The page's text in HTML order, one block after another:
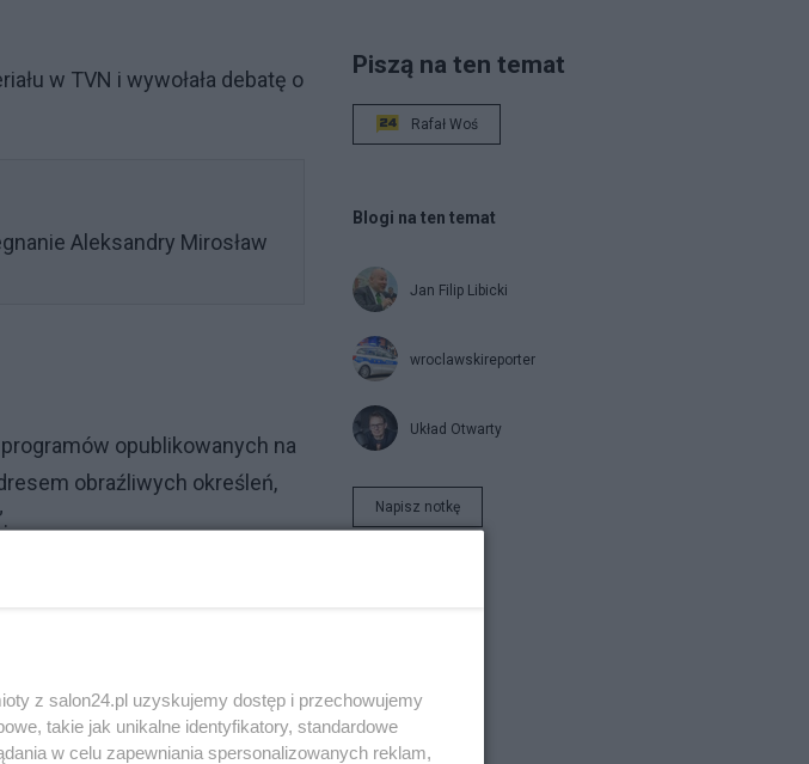
w TVN i wywołała debatę o
Aleksandry Mirosław
opublikowanych na
obraźliwych określeń,
urzędniczka powinna zostać
Nagranie szybko
jak i krytyków
Piszą na ten temat
Rafał Woś
Blogi na ten temat
Jan Filip Libicki
wroclawskireporter
Układ Otwarty
Napisz notkę
z salon24.pl uzyskujemy dostęp i przechowujemy
takie jak unikalne identyfikatory, standardowe
w celu zapewniania spersonalizowanych reklam,